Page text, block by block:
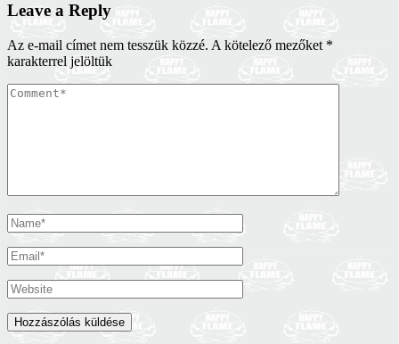
Leave a Reply
Az e-mail címet nem tesszük közzé. A kötelező mezőket *
karakterrel jelöltük